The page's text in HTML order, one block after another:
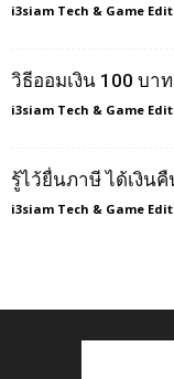
i3siam Tech & Game
วิธีออมเงิน 100 บา
i3siam Tech & Game
รู้ไว้ยื่นภาษี ได้เงิน
i3siam Tech & Game